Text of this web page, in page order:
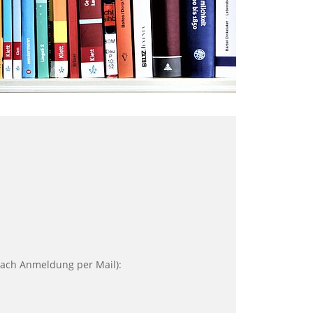
Anmeldung per Mail):